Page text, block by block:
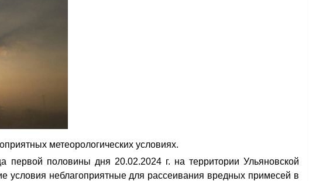
метеорологических условиях.
половины дня 20.02.2024 г. на территории Ульяновской
условия неблагоприятные для рассеивания вредных примесей в